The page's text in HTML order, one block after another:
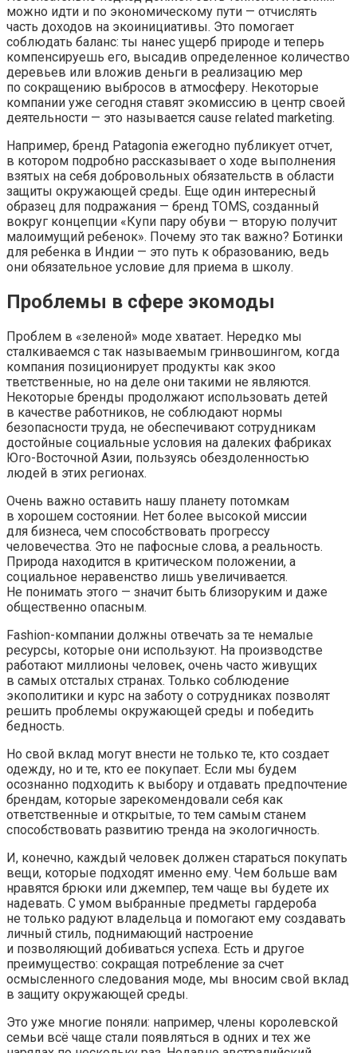
можно идти и по экономическому пути — отчислять
часть доходов на экоинициативы. Это помогает
соблюдать баланс: ты нанес ущерб природе и теперь
компенсируешь его, высадив определенное количество
деревьев или вложив деньги в реализацию мер
по сокращению выбросов в атмосферу. Некоторые
компании уже сегодня ставят экомиссию в центр своей
деятельности — это называется cause related marketing.
Например, бренд Patagonia ежегодно публикует отчет,
в котором подробно рассказывает о ходе выполнения
взятых на себя добровольных обязательств в области
защиты окружающей среды. Еще один интересный
образец для подражания — бренд TOMS, созданный
вокруг концепции «Купи пару обуви — вторую получит
малоимущий ребенок». Почему это так важно? Ботинки
для ребенка в Индии — это путь к образованию, ведь
они обязательное условие для приема в школу.
Проблемы в сфере экомоды
Проблем в «зеленой» моде хватает. Нередко мы
сталкиваемся с так называемым гринвошингом, когда
компания позиционирует продукты как экоо
тветственные, но на деле они такими не являются.
Некоторые бренды продолжают использовать детей
в качестве работников, не соблюдают нормы
безопасности труда, не обеспечивают сотрудникам
достойные социальные условия на далеких фабриках
Юго-Восточной Азии, пользуясь обездоленностью
людей в этих регионах.
Очень важно оставить нашу планету потомкам
в хорошем состоянии. Нет более высокой миссии
для бизнеса, чем способствовать прогрессу
человечества. Это не пафосные слова, а реальность.
Природа находится в критическом положении, а
социальное неравенство лишь увеличивается.
Не понимать этого — значит быть близоруким и даже
общественно опасным.
Fashion-компании должны отвечать за те немалые
ресурсы, которые они используют. На производстве
работают миллионы человек, очень часто живущих
в самых отсталых странах. Только соблюдение
экополитики и курс на заботу о сотрудниках позволят
решить проблемы окружающей среды и победить
бедность.
Но свой вклад могут внести не только те, кто создает
одежду, но и те, кто ее покупает. Если мы будем
осознанно подходить к выбору и отдавать предпочтение
брендам, которые зарекомендовали себя как
ответственные и открытые, то тем самым станем
способствовать развитию тренда на экологичность.
И, конечно, каждый человек должен стараться покупать
вещи, которые подходят именно ему. Чем больше вам
нравятся брюки или джемпер, тем чаще вы будете их
надевать. С умом выбранные предметы гардероба
не только радуют владельца и помогают ему создавать
личный стиль, поднимающий настроение
и позволяющий добиваться успеха. Есть и другое
преимущество: сокращая потребление за счет
осмысленного следования моде, мы вносим свой вклад
в защиту окружающей среды.
Это уже многие поняли: например, члены королевской
семьи всё чаще стали появляться в одних и тех же